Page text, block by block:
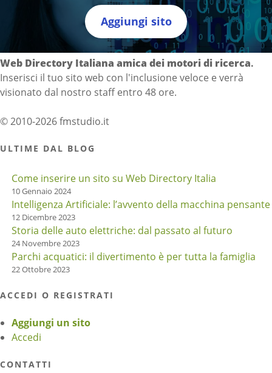
Aggiungi sito
Directory Italia
Web Directory Italiana amica dei motori di ricerca.
Inserisci il tuo sito web con l'inclusione veloce e verrà
visionato dal nostro staff entro 48 ore.
© 2010-2026 fmstudio.it
ULTIME DAL BLOG
Come inserire un sito su Web Directory Italia
10 Gennaio 2024
Intelligenza Artificiale: l’avvento della macchina pensante
12 Dicembre 2023
Storia delle auto elettriche: dal passato al futuro
24 Novembre 2023
Parchi acquatici: il divertimento è per tutta la famiglia
22 Ottobre 2023
ACCEDI O REGISTRATI
Aggiungi un sito
Accedi
CONTATTI